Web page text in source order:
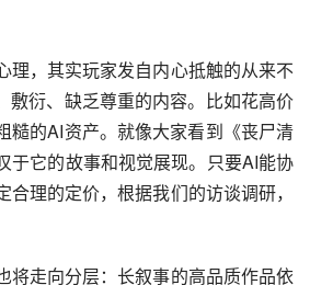
理，其实玩家发自内心抵触的从来不
敷衍、缺乏尊重的内容。比如花高价
糙的AI资产。就像大家看到《丧尸清
于它的故事和视觉展现。只要AI能协
理的定价，根据我们的访谈调研，
将走向分层：长叙事的高品质作品依